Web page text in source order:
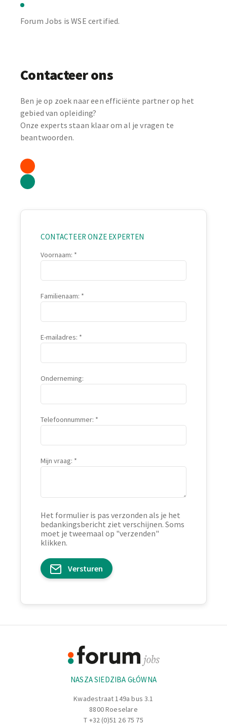
Forum Jobs is WSE certified.
Contacteer ons
Ben je op zoek naar een efficiënte partner op het
gebied van opleiding?
Onze experts staan klaar om al je vragen te
beantwoorden.
CONTACTEER ONZE EXPERTEN
Voornaam:
Familienaam:
E-mailadres:
Onderneming:
Telefoonnummer:
Mijn vraag:
Het formulier is pas verzonden als je het
bedankingsbericht ziet verschijnen. Soms
moet je tweemaal op "verzenden"
klikken.
Versturen
NASZA SIEDZIBA GŁÓWNA
Kwadestraat 149a bus 3.1
8800 Roeselare
T +32 (0)51 26 75 75